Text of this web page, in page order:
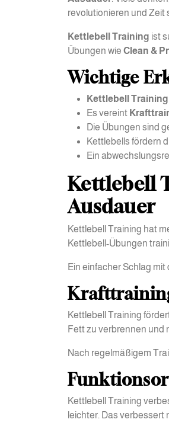
revolutionieren und Zeit
Kettlebell Training ist
Übungen wie Clean &
Wichtige
Kettlebell Training
Es vereint
Die Übungen sind
Kettlebells fördern
Ein
Kettlebell
Ausdauer
Kettlebell Training hat
Kettlebell-Übungen
Ein einfacher Schlag
Kettlebell Training
Fett zu verbrennen und
Nach regelmäßigem
Kettlebell Training
leichter. Das verbessert